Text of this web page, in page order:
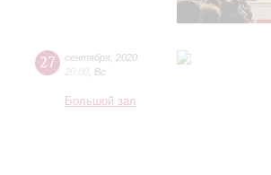
27 сентября 2020
20:00 Вс
Большой зал